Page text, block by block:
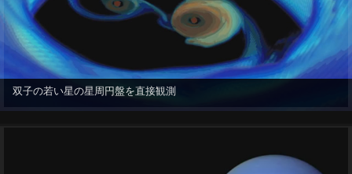
双子の若い星の星周円盤を直接観測